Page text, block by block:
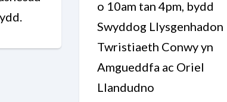
o 10am tan 4pm, bydd
Swyddog Llysgenhadon
Twristiaeth Conwy yn
Amgueddfa ac Oriel
Llandudno